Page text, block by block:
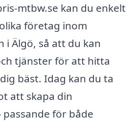
mtbw.se kan du enkelt
företag inom
i Älgö, så att du kan
tjänster för att hitta
bäst. Idag kan du ta
att skapa din
för både